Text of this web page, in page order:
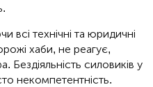
всі технічні та юридичні
хаби, не реагує,
Бездіяльність силовиків у
некомпетентність.